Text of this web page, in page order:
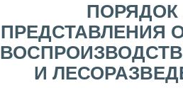
ПОРЯДОК
ПРЕДСТАВЛЕНИЯ
И